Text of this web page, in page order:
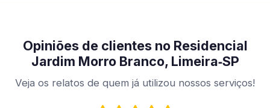
Opiniões de clientes no Residencial
Jardim Morro Branco, Limeira‑SP
Veja os relatos de quem já utilizou nossos serviços!